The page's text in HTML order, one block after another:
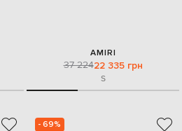
AMIRI
37 22422 335 грн
S
- 69%